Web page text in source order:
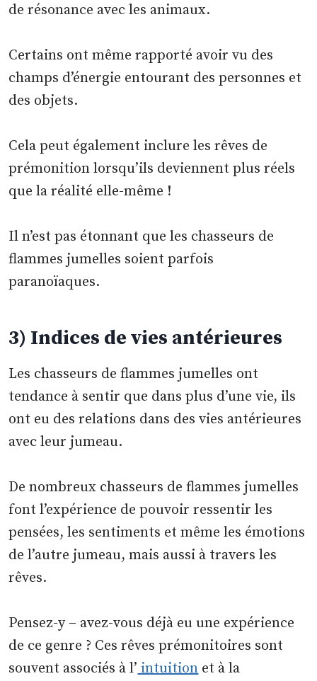
de résonance avec les animaux.
Certains ont même rapporté avoir vu des
champs d’énergie entourant des personnes et
des objets.
Cela peut également inclure les rêves de
prémonition lorsqu’ils deviennent plus réels
que la réalité elle-même !
Il n’est pas étonnant que les chasseurs de
flammes jumelles soient parfois
paranoïaques.
3) Indices de vies antérieures
Les chasseurs de flammes jumelles ont
tendance à sentir que dans plus d’une vie, ils
ont eu des relations dans des vies antérieures
avec leur jumeau.
De nombreux chasseurs de flammes jumelles
font l’expérience de pouvoir ressentir les
pensées, les sentiments et même les émotions
de l’autre jumeau, mais aussi à travers les
rêves.
Pensez-y – avez-vous déjà eu une expérience
de ce genre ? Ces rêves prémonitoires sont
souvent associés à l’ intuition et à la